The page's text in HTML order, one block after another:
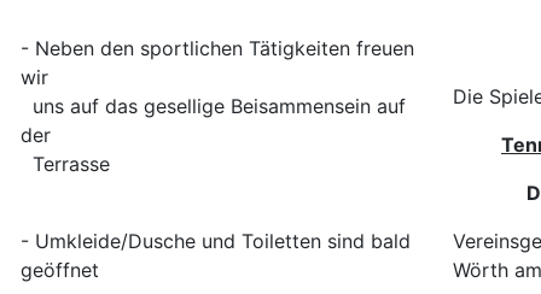
- Neben den sportlichen Tätigkeiten freuen
wir
uns auf das gesellige Beisammensein auf
der
Terrasse
- Umkleide/Dusche und Toiletten sind bald
geöffnet
Die
Wörth